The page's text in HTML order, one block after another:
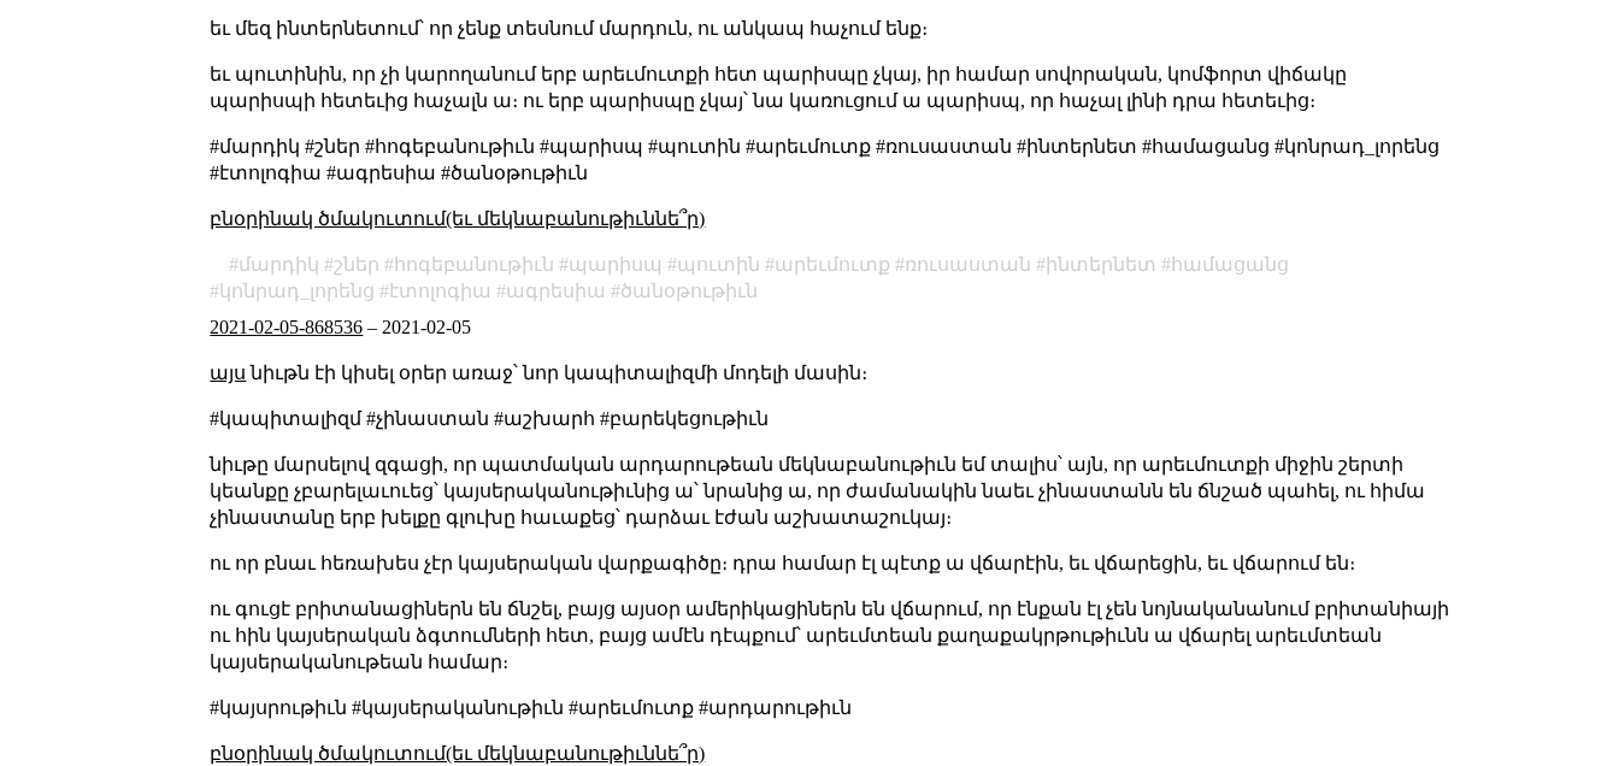
եւ մեզ ինտերնետում՝ որ չենք տեսնում մարդուն, ու անկապ հաչում ենք։
եւ պուտինին, որ չի կարողանում երբ արեւմուտքի հետ պարիսպը չկայ, իր համար սովորական, կոմֆորտ վիճակը
պարիսպի հետեւից հաչալն ա։ ու երբ պարիսպը չկայ՝ նա կառուցում ա պարիսպ, որ հաչալ լինի դրա հետեւից։
#մարդիկ #շներ #հոգեբանութիւն #պարիսպ #պուտին #արեւմուտք #ռուսաստան #ինտերնետ #համացանց #կոնրադ_լորենց
#էտոլոգիա #ագրեսիա #ծանօթութիւն
բնօրինակ ծմակուտում(եւ մեկնաբանութիւննե՞ր)
մարդիկ շներ հոգեբանութիւն պարիսպ պուտին արեւմուտք ռուսաստան ինտերնետ
համացանց
կոնրադ_լորենց
էտոլոգիա ագրեսիա
ծանօթութիւն
2021-02-05-868536 – 2021-02-05
այս նիւթն էի կիսել օրեր առաջ՝ նոր կապիտալիզմի մոդելի մասին։
#կապիտալիզմ #չինաստան #աշխարհ #բարեկեցութիւն
նիւթը մարսելով զգացի, որ պատմական արդարութեան մեկնաբանութիւն եմ տալիս՝ այն, որ արեւմուտքի միջին շերտի
կեանքը չբարելաւուեց՝ կայսերականութիւնից ա՝ նրանից ա, որ ժամանակին նաեւ չինաստանն են ճնշած պահել, ու հիմա
չինաստանը երբ խելքը գլուխը հաւաքեց՝ դարձաւ էժան աշխատաշուկայ։
ու որ բնաւ հեռախես չէր կայսերական վարքագիծը։ դրա համար էլ պէտք ա վճարէին, եւ վճարեցին, եւ վճարում են։
ու գուցէ բրիտանացիներն են ճնշել, բայց այսօր ամերիկացիներն են վճարում, որ էնքան էլ չեն նոյնականանում բրիտանիայի
ու հին կայսերական ձգտումների հետ, բայց ամէն դէպքում՝ արեւմտեան քաղաքակրթութիւնն ա վճարել արեւմտեան
կայսերականութեան համար։
#կայսրութիւն #կայսերականութիւն #արեւմուտք #արդարութիւն
բնօրինակ ծմակուտում(եւ մեկնաբանութիւննե՞ր)